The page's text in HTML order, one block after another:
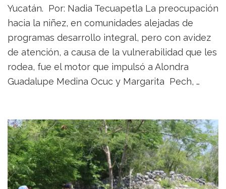
de
Yucatán. Por: Nadia Tecuapetla La preocupación
hacia la niñez, en comunidades alejadas de
programas desarrollo integral, pero con avidez
de atención, a causa de la vulnerabilidad que les
rodea, fue el motor que impulsó a Alondra
Guadalupe Medina Ocuc y Margarita Pech, …